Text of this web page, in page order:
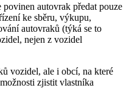
autovrak předat pouze
ke sběru, výkupu,
autovraků (týká se to
nejen z vozidel
vozidel, ale i obcí, na které
zjistit vlastníka